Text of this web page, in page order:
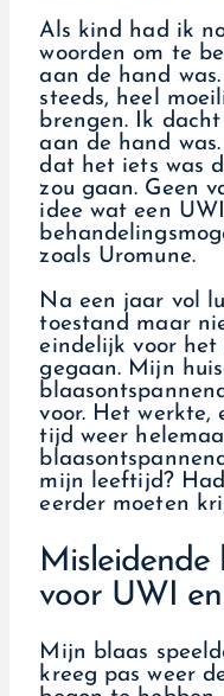
Als kind had ik
woorden om te
aan de hand
steeds, heel
brengen. Ik
aan de hand
dat het iets was
zou gaan. Geen
idee wat een
zoals Uromune.
Na een jaar vol
toestand maar
eindelijk voor
gegaan. Mijn
voor. Het werkte,
tijd weer
mijn leeftijd?
eerder moeten
Misleidende
voor UWI
Mijn blaas
kreeg pas weer